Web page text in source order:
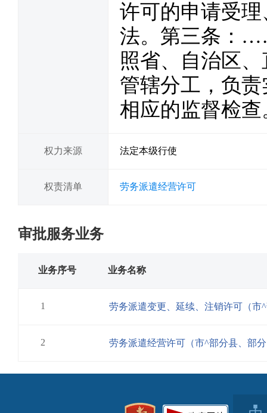
许可的申请受
法。第三条：
照省、自治区
管辖分工，负
相应的监督检查
权力来源 法定本级行使
权责清单 劳务派遣经营许可
审批服务业务
业务序号 业务名称
1 劳务派遣变更、延续、注销许可（市
2 劳务派遣经营许可（市^部分县、部